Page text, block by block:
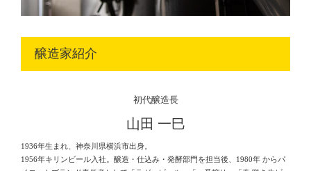
醸造家紹介
初代醸造長
山田 一巳
1936年生まれ、神奈川県横浜市出身。
1956年キリンビール入社。醸造・仕込み・発酵部門を担当後、1980年 からパ